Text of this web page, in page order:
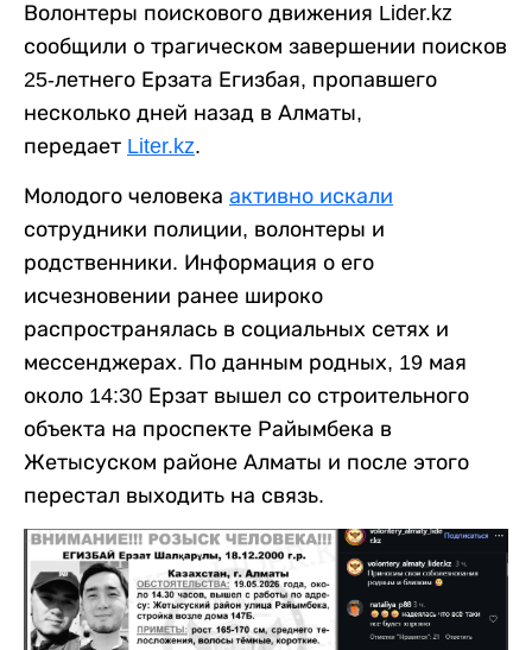
Волонтеры поискового движения Lider.kz
сообщили о трагическом завершении поисков
25-летнего Ерзата Егизбая, пропавшего
несколько дней назад в Алматы,
передает Liter.kz.
Молодого человека активно искали
сотрудники полиции, волонтеры и
родственники. Информация о его
исчезновении ранее широко
распространялась в социальных сетях и
мессенджерах. По данным родных, 19 мая
около 14:30 Ерзат вышел со строительного
объекта на проспекте Райымбека в
Жетысуском районе Алматы и после этого
перестал выходить на связь.